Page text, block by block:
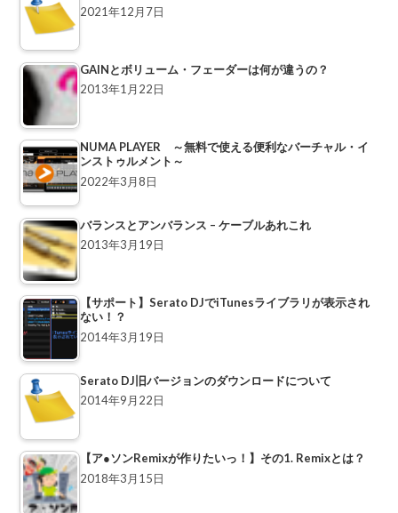
2021年12月7日
GAINとボリューム・フェーダーは何が違うの？
2013年1月22日
NUMA PLAYER ～無料で使える便利なバーチャル・イ
ンストゥルメント～
2022年3月8日
バランスとアンバランス – ケーブルあれこれ
2013年3月19日
【サポート】Serato DJでiTunesライブラリが表示され
ない！？
2014年3月19日
Serato DJ旧バージョンのダウンロードについて
2014年9月22日
【ア●ソンRemixが作りたいっ！】その1. Remixとは？
2018年3月15日